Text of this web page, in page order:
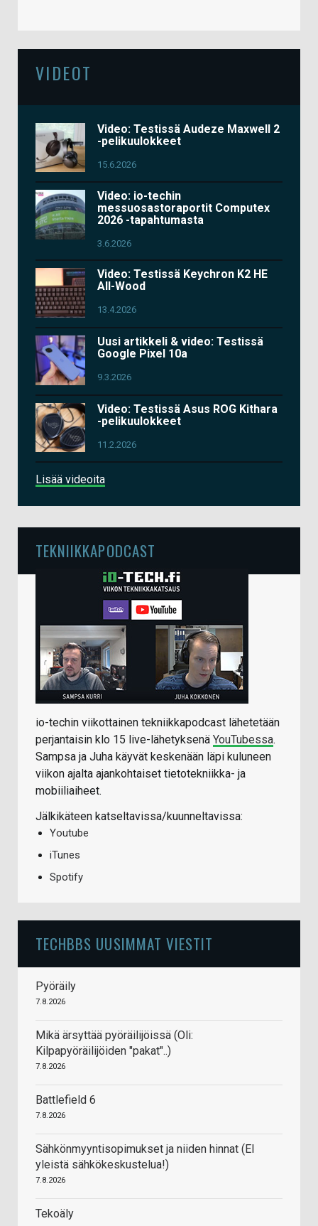
VIDEOT
Video: Testissä Audeze Maxwell 2
-pelikuulokkeet
15.6.2026
Video: io-techin
messuosastoraportit Computex
2026 -tapahtumasta
3.6.2026
Video: Testissä Keychron K2 HE
All-Wood
13.4.2026
Uusi artikkeli & video: Testissä
Google Pixel 10a
9.3.2026
Video: Testissä Asus ROG Kithara
-pelikuulokkeet
11.2.2026
Lisää videoita
TEKNIIKKAPODCAST
io-techin viikottainen tekniikkapodcast lähetetään
perjantaisin klo 15 live-lähetyksenä YouTubessa.
Sampsa ja Juha käyvät keskenään läpi kuluneen
viikon ajalta ajankohtaiset tietotekniikka- ja
mobiiliaiheet.
Jälkikäteen katseltavissa/kuunneltavissa:
Youtube
iTunes
Spotify
TECHBBS UUSIMMAT VIESTIT
Pyöräily
7.8.2026
Mikä ärsyttää pyöräilijöissä (Oli:
Kilpapyöräilijöiden "pakat"..)
7.8.2026
Battlefield 6
7.8.2026
Sähkönmyyntisopimukset ja niiden hinnat (EI
yleistä sähkökeskustelua!)
7.8.2026
Tekoäly